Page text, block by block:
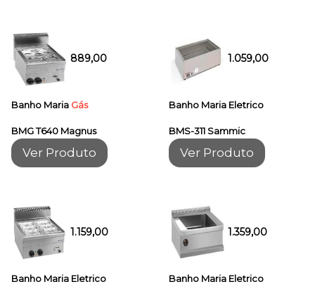
889,00
Banho Maria Gás
BMG T640 Magnus
Ver Produto
1.059,00
Banho Maria Eletrico
BMS-311 Sammic
Ver Produto
1.159,00
Banho Maria Eletrico
1.359,00
Banho Maria Eletrico